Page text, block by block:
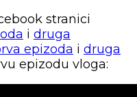
stranici
i druga
epizoda i druga
epizodu vloga: